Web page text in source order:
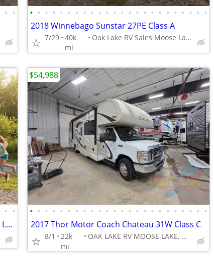
• • • • • • • • • • • • • • • • • • • • • • • • • •
2018 Winnebago Sunstar 27PE Class A
7/29 40k
mi
Oak Lake RV Sales Moose Lake
• •
2019 Hymer Aktiv Pop Top Camper Van 2.0 Loft Edition Class B
• • • • • • • • • • • • • • • • • • • • • • • •
2017 Thor Motor Coach Chateau 31W Class C
8/1
22k
mi
OAK LAKE RV MOOSE LAKE, MN
$54,988